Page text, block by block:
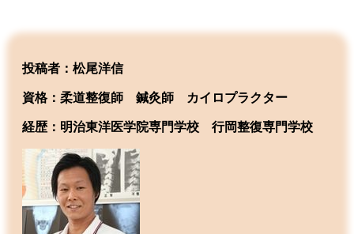
投稿者：松尾洋信
資格：柔道整復師 鍼灸師 カイロプラクター
経歴：明治東洋医学院専門学校 行岡整復専門学校